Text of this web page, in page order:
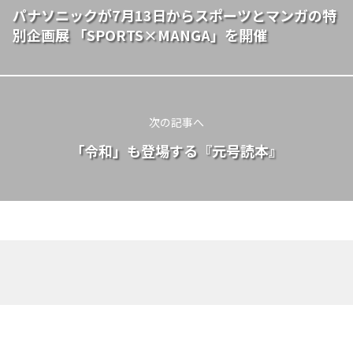
パナソニックが7月13日からスポーツとマンガの特
別企画展 「SPORTS×MANGA」を開催
次の記事へ
「令和」も登場する『元号読本』